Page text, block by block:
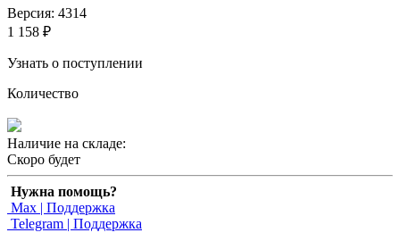
Версия: 4314
1 158 ₽
Узнать о поступлении
Количество
Наличие на складе:
Скоро будет
Нужна помощь?
Max | Поддержка
Telegram | Поддержка